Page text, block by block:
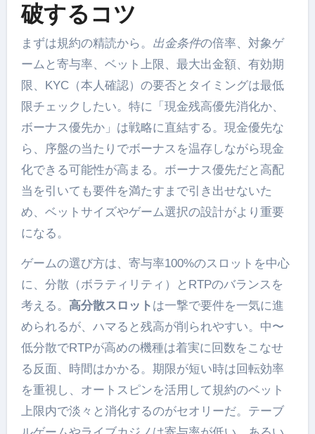
破するコツ
まずは規約の精読から。 出金条件の倍率、対象ゲ
ームと寄与率、ベット上限、最大出金額、有効期
限、KYC（本人確認）の要否とタイミングは最低
限チェックしたい。特に「現金残高優先消化か、
ボーナス優先か」は戦略に直結する。現金優先な
ら、序盤の当たりでボーナスを温存しながら現金
化できる可能性が高まる。ボーナス優先だと高配
当を引いても要件を満たすまで引き出せないた
め、ベットサイズやゲーム選択の設計がより重要
になる。
ゲームの選び方は、寄与率100%のスロットを中心
に、分散（ボラティリティ）とRTPのバランスを
考える。 高分散スロット は一撃で要件を一気に進
められるが、ハマると残高が削られやすい。中〜
低分散でRTPが高めの機種は着実に回数をこなせ
る反面、時間はかかる。期限が短い時は回転効率
を重視し、オートスピンを活用して規約のベット
上限内で淡々と消化するのがセオリーだ。テーブ